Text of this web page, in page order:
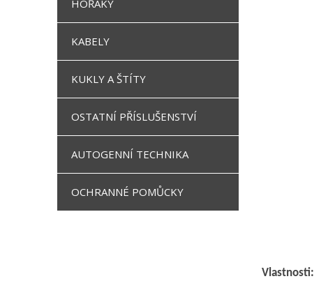
HOŘÁKY
KABELY
KUKLY A ŠTÍTY
OSTATNÍ PŘÍSLUŠENSTVÍ
AUTOGENNÍ TECHNIKA
OCHRANNÉ POMŮCKY
Vlastnosti: